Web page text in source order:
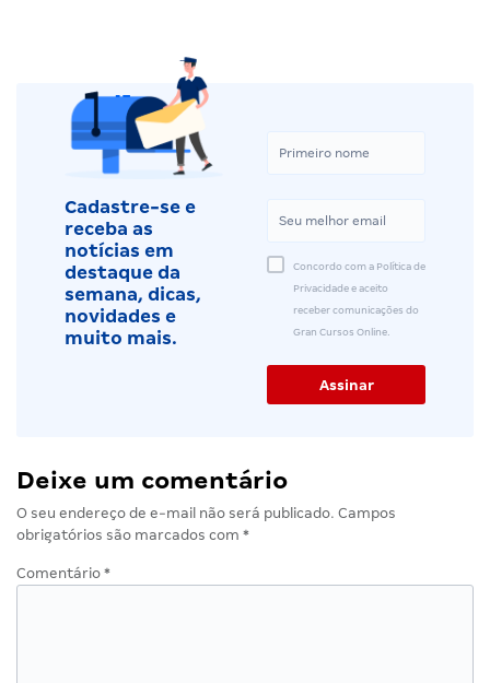
Cadastre-se e
receba as
notícias em
destaque da
semana, dicas,
novidades e
muito mais.
Concordo com a Política de
Privacidade e aceito
receber comunicações do
Gran Cursos Online.
Deixe um comentário
O seu endereço de e-mail não será publicado. Campos
obrigatórios são marcados com *
Comentário *